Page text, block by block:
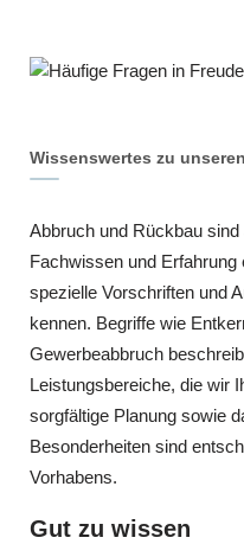
Wissenswertes zu
Abbruch und Rückbau
Fachwissen und Erfahrung
spezielle Vorschriften und
kennen. Begriffe wie
Gewerbeabbruch
Leistungsbereiche, die wir
sorgfältige Planung sowie
Besonderheiten sind
Vorhabens.
Gut zu wissen